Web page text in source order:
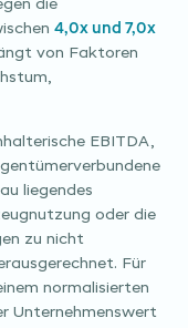
die
4,0x und 7,0x
von Faktoren
EBITDA,
liegendes
oder die
zu nicht
Für
normalisierten
Unternehmenswert